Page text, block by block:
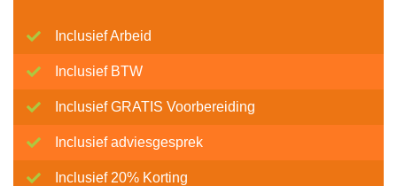
Inclusief Arbeid
Inclusief BTW
Inclusief GRATIS Voorbereiding
Inclusief adviesgesprek
Inclusief 20% Korting